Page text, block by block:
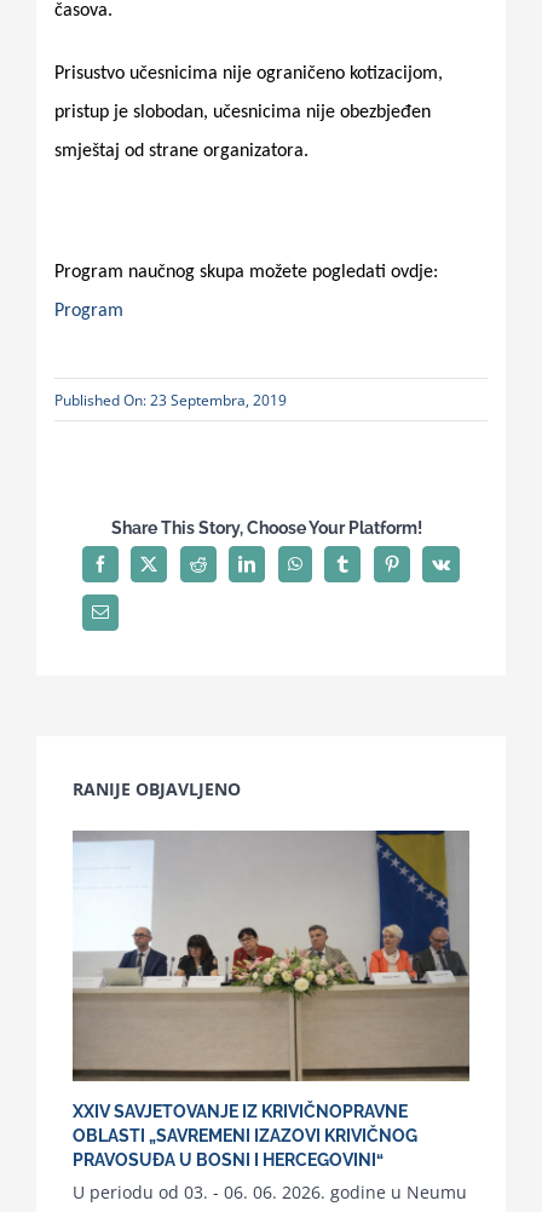
časova.
Prisustvo učesnicima nije ograničeno kotizacijom,
pristup je slobodan, učesnicima nije obezbjeđen
smještaj od strane organizatora.
Program naučnog skupa možete pogledati ovdje:
Program
Published On: 23 Septembra, 2019
Share This Story, Choose Your Platform!
RANIJE OBJAVLJENO
XXIV SAVJETOVANJE IZ KRIVIČNOPRAVNE
OBLASTI „SAVREMENI IZAZOVI KRIVIČNOG
PRAVOSUĐA U BOSNI I HERCEGOVINI“
U periodu od 03. - 06. 06. 2026. godine u Neumu